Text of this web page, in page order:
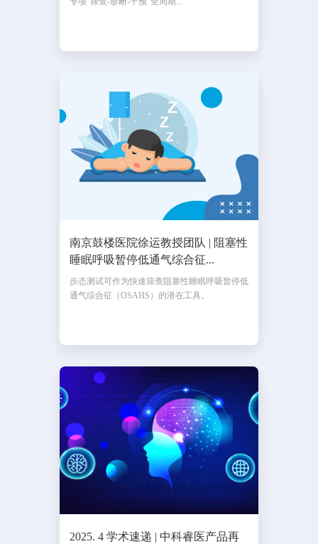
南京鼓楼医院徐运教授团队 | 阻塞性
睡眠呼吸暂停低通气综合征...
步态测试可作为快速筛查阻塞性睡眠呼吸暂停低
通气综合征（OSAHS）的潜在工具。
2025. 4 学术速递 | 中科睿医产品再